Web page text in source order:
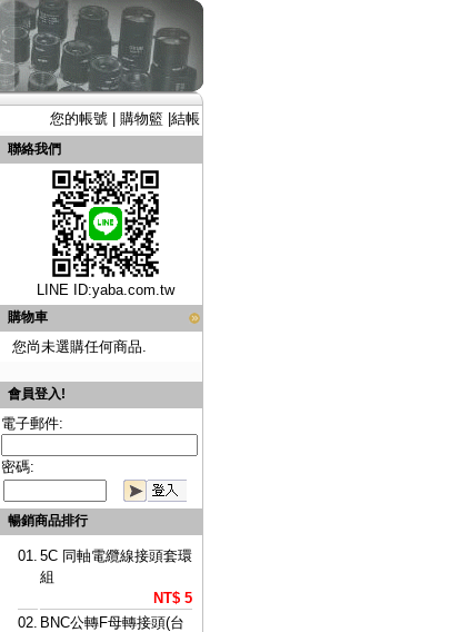
您的帳號 購物籃 結帳
聯絡我們
LINE ID:yaba.com.tw
購物車
您尚未選購任何商品.
會員登入!
電子郵件:
密碼:
暢銷商品排行
01. 5C 同軸電纜線接頭套環
組
NT$ 5
02. BNC公轉F母轉接頭(台